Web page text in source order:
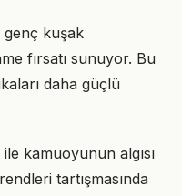
genç kuşak
fırsatı sunuyor. Bu
daha güçlü
kamuoyunun algısı
tartışmasında